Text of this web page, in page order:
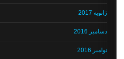
ژانویه 2017
دسامبر 2016
نوامبر 2016